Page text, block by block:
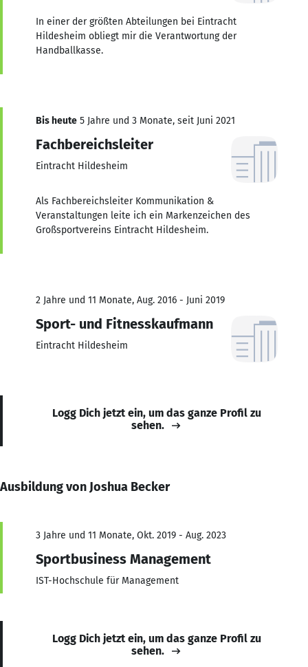
In einer der größten Abteilungen bei Eintracht
Hildesheim obliegt mir die Verantwortung der
Handballkasse.
Bis heute 5 Jahre und 3 Monate, seit Juni 2021
Fachbereichsleiter
Eintracht Hildesheim
Als Fachbereichsleiter Kommunikation &
Veranstaltungen leite ich ein Markenzeichen des
Großsportvereins Eintracht Hildesheim.
2 Jahre und 11 Monate, Aug. 2016 - Juni 2019
Sport- und Fitnesskaufmann
Eintracht Hildesheim
Logg Dich jetzt ein, um das ganze Profil zu
sehen.
Ausbildung von Joshua Becker
3 Jahre und 11 Monate, Okt. 2019 - Aug. 2023
Sportbusiness Management
IST-Hochschule für Management
Logg Dich jetzt ein, um das ganze Profil zu
sehen.